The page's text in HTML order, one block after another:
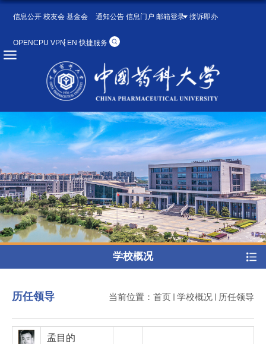
信息公开 校友会 基金会 通知公告 信息门户 邮箱登录 接诉即办
OPENCPU VPN EN 快捷服务
学校概况
当前位置： 首页 学校概况 历任领导
历任领导
孟目的